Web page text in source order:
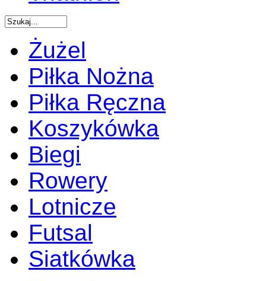
Żużel
Piłka Nożna
Piłka Ręczna
Koszykówka
Biegi
Rowery
Lotnicze
Futsal
Siatkówka